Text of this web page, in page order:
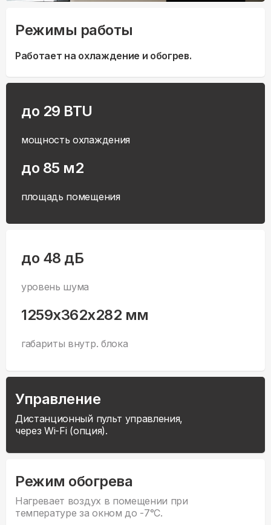
Режимы работы
Работает на охлаждение и обогрев.
до 29 BTU
мощность охлаждения
до 85 м2
площадь помещения
до 48 дБ
уровень шума
1259x362x282 мм
габариты внутр. блока
Управление
Дистанционный пульт управления,
через Wi-Fi (опция).
Режим обогрева
Нагревает воздух в помещении при
температуре за окном до -7°С.